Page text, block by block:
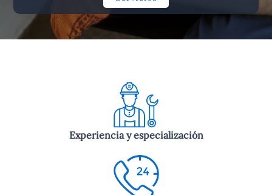
Experiencia y especialización